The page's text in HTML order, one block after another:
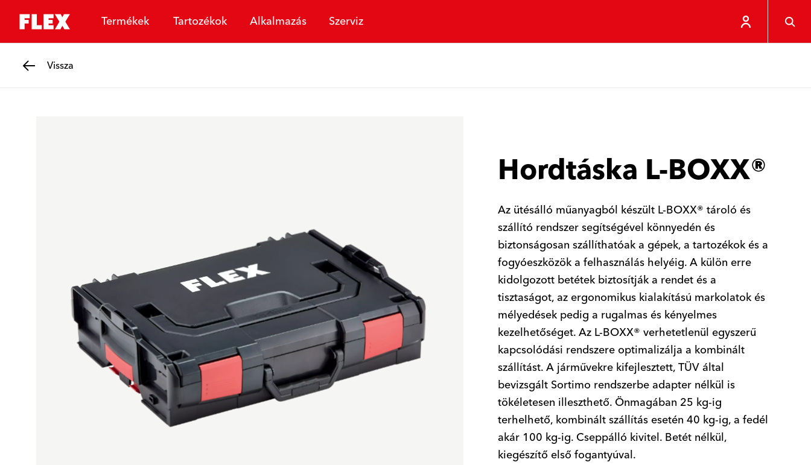
Termékek Tartozékok Alkalmazás Szerviz
Vissza
Hordtáska L-BOXX®
Az ütésálló műanyagból készült L-BOXX® tároló és
szállító rendszer segítségével könnyedén és
biztonságosan szállíthatóak a gépek, a tartozékok és a
fogyóeszközök a felhasználás helyéig. A külön erre
kidolgozott betétek biztosítják a rendet és a
tisztaságot, az ergonomikus kialakítású markolatok és
mélyedések pedig a rugalmas és kényelmes
kezelhetőséget. Az L-BOXX® verhetetlenül egyszerű
kapcsolódási rendszere optimalizálja a kombinált
szállítást. A járművekre kifejlesztett, TÜV által
bevizsgált Sortimo rendszerbe adapter nélkül is
tökéletesen illeszthető. Önmagában 25 kg-ig
terhelhető, kombinált szállítás esetén 40 kg-ig, a fedél
akár 100 kg-ig. Cseppálló kivitel. Betét nélkül,
kiegészítő első fogantyúval.